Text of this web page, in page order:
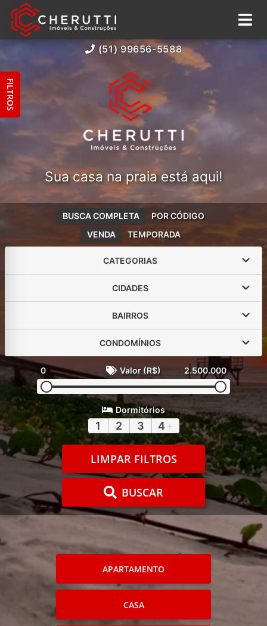
(51) 99656-5588
Sua casa na praia está aqui!
VENDA TEMPORADA
BUSCA COMPLETA POR CÓDIGO
CATEGORIAS
CIDADES
BAIRROS
CONDOMÍNIOS
0 Valor (R$) 2.500.000
Dormitórios
1 2 3 4 +
LIMPAR FILTROS
BUSCAR
APARTAMENTO
CASA
FILTROS